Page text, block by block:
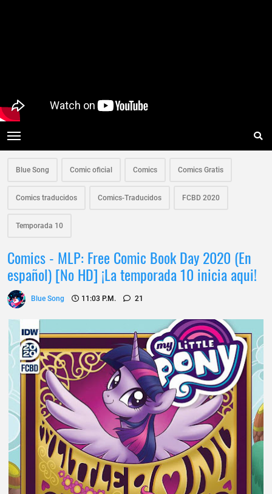
Blue Song Comic oficial Comics Comics Gratis
Comics traducidos Comics-Traducidos FCBD 2020
Temporada 10
Comics - MLP: Free Comic Book Day 2020 (En
español) [No HD] ¡La temporada 10 inicia aqui!
Blue Song 11:03 P.m. 21